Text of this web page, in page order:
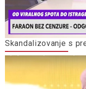
Skandalizovanje s